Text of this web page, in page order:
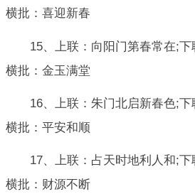
横批：喜迎新春
15、上联：向阳门第春常在;下
横批：金玉满堂
16、上联：朱门北启新春色;下
横批：平安和顺
17、上联：占天时地利人和;下
横批：财源不断